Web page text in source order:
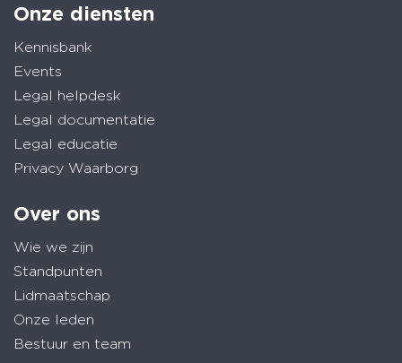
Onze diensten
Kennisbank
Events
Legal helpdesk
Legal documentatie
Legal educatie
Privacy Waarborg
Over ons
Wie we zijn
Standpunten
Lidmaatschap
Onze leden
Bestuur en team